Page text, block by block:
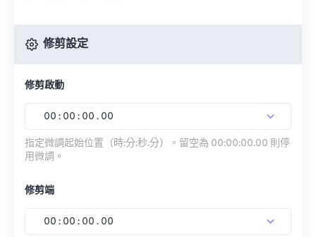
修剪設定
修剪啟動
00 : 00 : 00 . 00
指定微調起始位置（時:分:秒.分）。留空為 00:00:00.00 則停
用微調。
修剪端
00 : 00 : 00 . 00